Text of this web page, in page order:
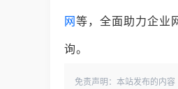
网 等，全面助力企业
询。
免责声明：本站发布的内